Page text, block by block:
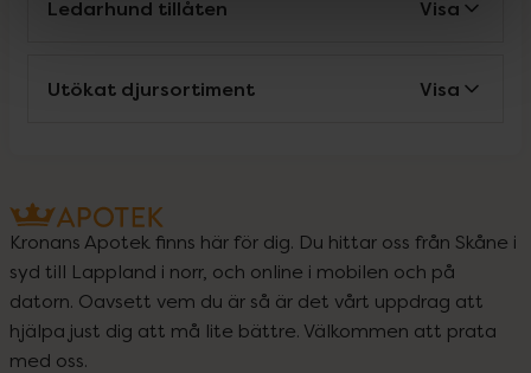
Ledarhund tillåten Visa
Utökat djursortiment Visa
Kronans Apotek finns här för dig. Du hittar oss från Skåne i
syd till Lappland i norr, och online i mobilen och på
datorn. Oavsett vem du är så är det vårt uppdrag att
hjälpa just dig att må lite bättre. Välkommen att prata
med oss.